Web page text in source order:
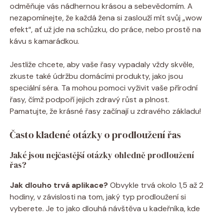
odměňuje vás nádhernou krásou a sebevědomím. A
nezapomínejte, že každá žena si zaslouží mít svůj „wow
efekt“, ať už jde na schůzku, do práce, nebo prostě na
kávu s kamarádkou.
Jestliže chcete, aby vaše řasy vypadaly vždy skvěle,
zkuste také údržbu domácími produkty, jako jsou
speciální séra. Ta mohou pomoci vyživit vaše přírodní
řasy, čímž podpoří jejich zdravý růst a plnost.
Pamatujte, že krásné řasy začínají u zdravého základu!
Často kladené otázky o prodloužení řas
Jaké jsou nejčastější otázky ohledně prodloužení
řas?
Jak dlouho trvá aplikace? Obvykle trvá okolo 1,5 až 2
hodiny, v závislosti na tom, jaký typ prodloužení si
vyberete. Je to jako dlouhá návštěva u kadeřníka, kde